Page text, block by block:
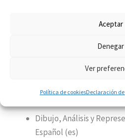
Aceptar
Denegar
Ver
Política de cookiesDeclaración
original realizado
Temario del Grado En Diseño
PRIMER CURSO
Dibujo, Análisis y
Español (es)